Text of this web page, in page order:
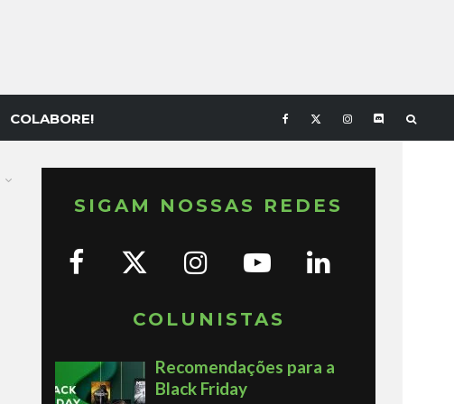
COLABORE!
SIGAM NOSSAS REDES
COLUNISTAS
Recomendações para a
Black Friday